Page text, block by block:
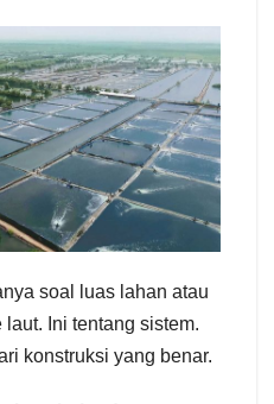
soal luas lahan atau
Ini tentang sistem.
konstruksi yang benar.